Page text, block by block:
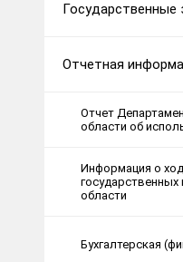
Государственные
Отчетная
Отчет
области об
Информация о
области
Бухгалтерская